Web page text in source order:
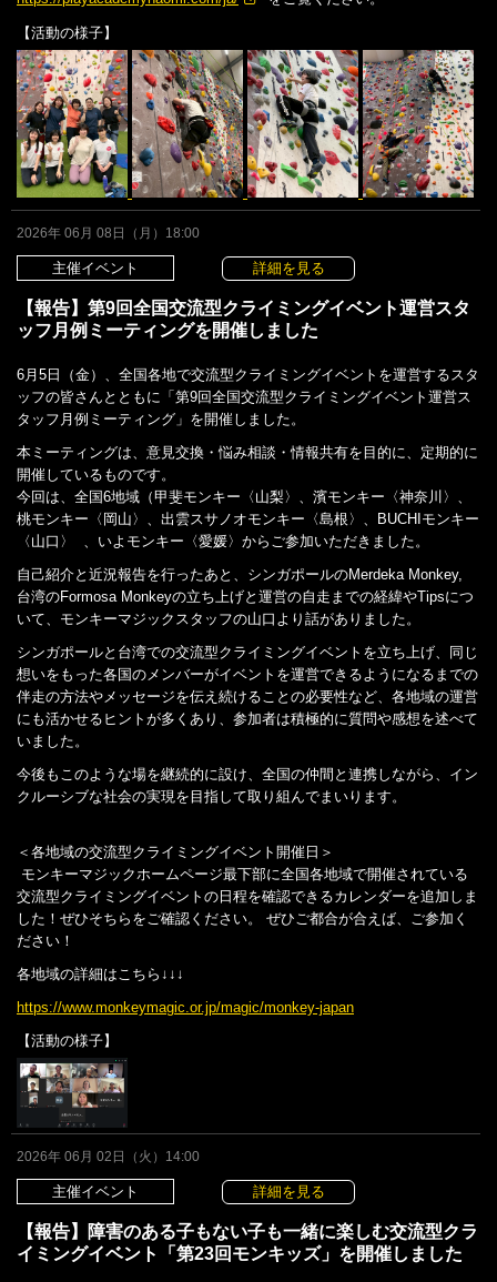
【活動の様子】
2026年 06月 08日（月）18:00
主催イベント 詳細を見る
【報告】第9回全国交流型クライミングイベント運営スタ
ッフ月例ミーティングを開催しました
6月5日（金）、全国各地で交流型クライミングイベントを運営するスタ
ッフの皆さんとともに「第9回全国交流型クライミングイベント運営ス
タッフ月例ミーティング」を開催しました。
本ミーティングは、意見交換・悩み相談・情報共有を目的に、定期的に
開催しているものです。
今回は、全国6地域（甲斐モンキー〈山梨〉、濱モンキー〈神奈川〉、
桃モンキー〈岡山〉、出雲スサノオモンキー〈島根〉、BUCHIモンキー
〈山口〉 、いよモンキー〈愛媛〉からご参加いただきました。
自己紹介と近況報告を行ったあと、シンガポールのMerdeka Monkey,
台湾のFormosa Monkeyの立ち上げと運営の自走までの経緯やTipsにつ
いて、モンキーマジックスタッフの山口より話がありました。
シンガポールと台湾での交流型クライミングイベントを立ち上げ、同じ
想いをもった各国のメンバーがイベントを運営できるようになるまでの
伴走の方法やメッセージを伝え続けることの必要性など、各地域の運営
にも活かせるヒントが多くあり、参加者は積極的に質問や感想を述べて
いました。
今後もこのような場を継続的に設け、全国の仲間と連携しながら、イン
クルーシブな社会の実現を目指して取り組んでまいります。
＜各地域の交流型クライミングイベント開催日＞
モンキーマジックホームページ最下部に全国各地域で開催されている
交流型クライミングイベントの日程を確認できるカレンダーを追加しま
した！ぜひそちらをご確認ください。 ぜひご都合が合えば、ご参加く
ださい！
各地域の詳細はこちら↓↓↓
https://www.monkeymagic.or.jp/magic/monkey-japan
【活動の様子】
2026年 06月 02日（火）14:00
主催イベント 詳細を見る
【報告】障害のある子もない子も一緒に楽しむ交流型クラ
イミングイベント「第23回モンキッズ」を開催しました